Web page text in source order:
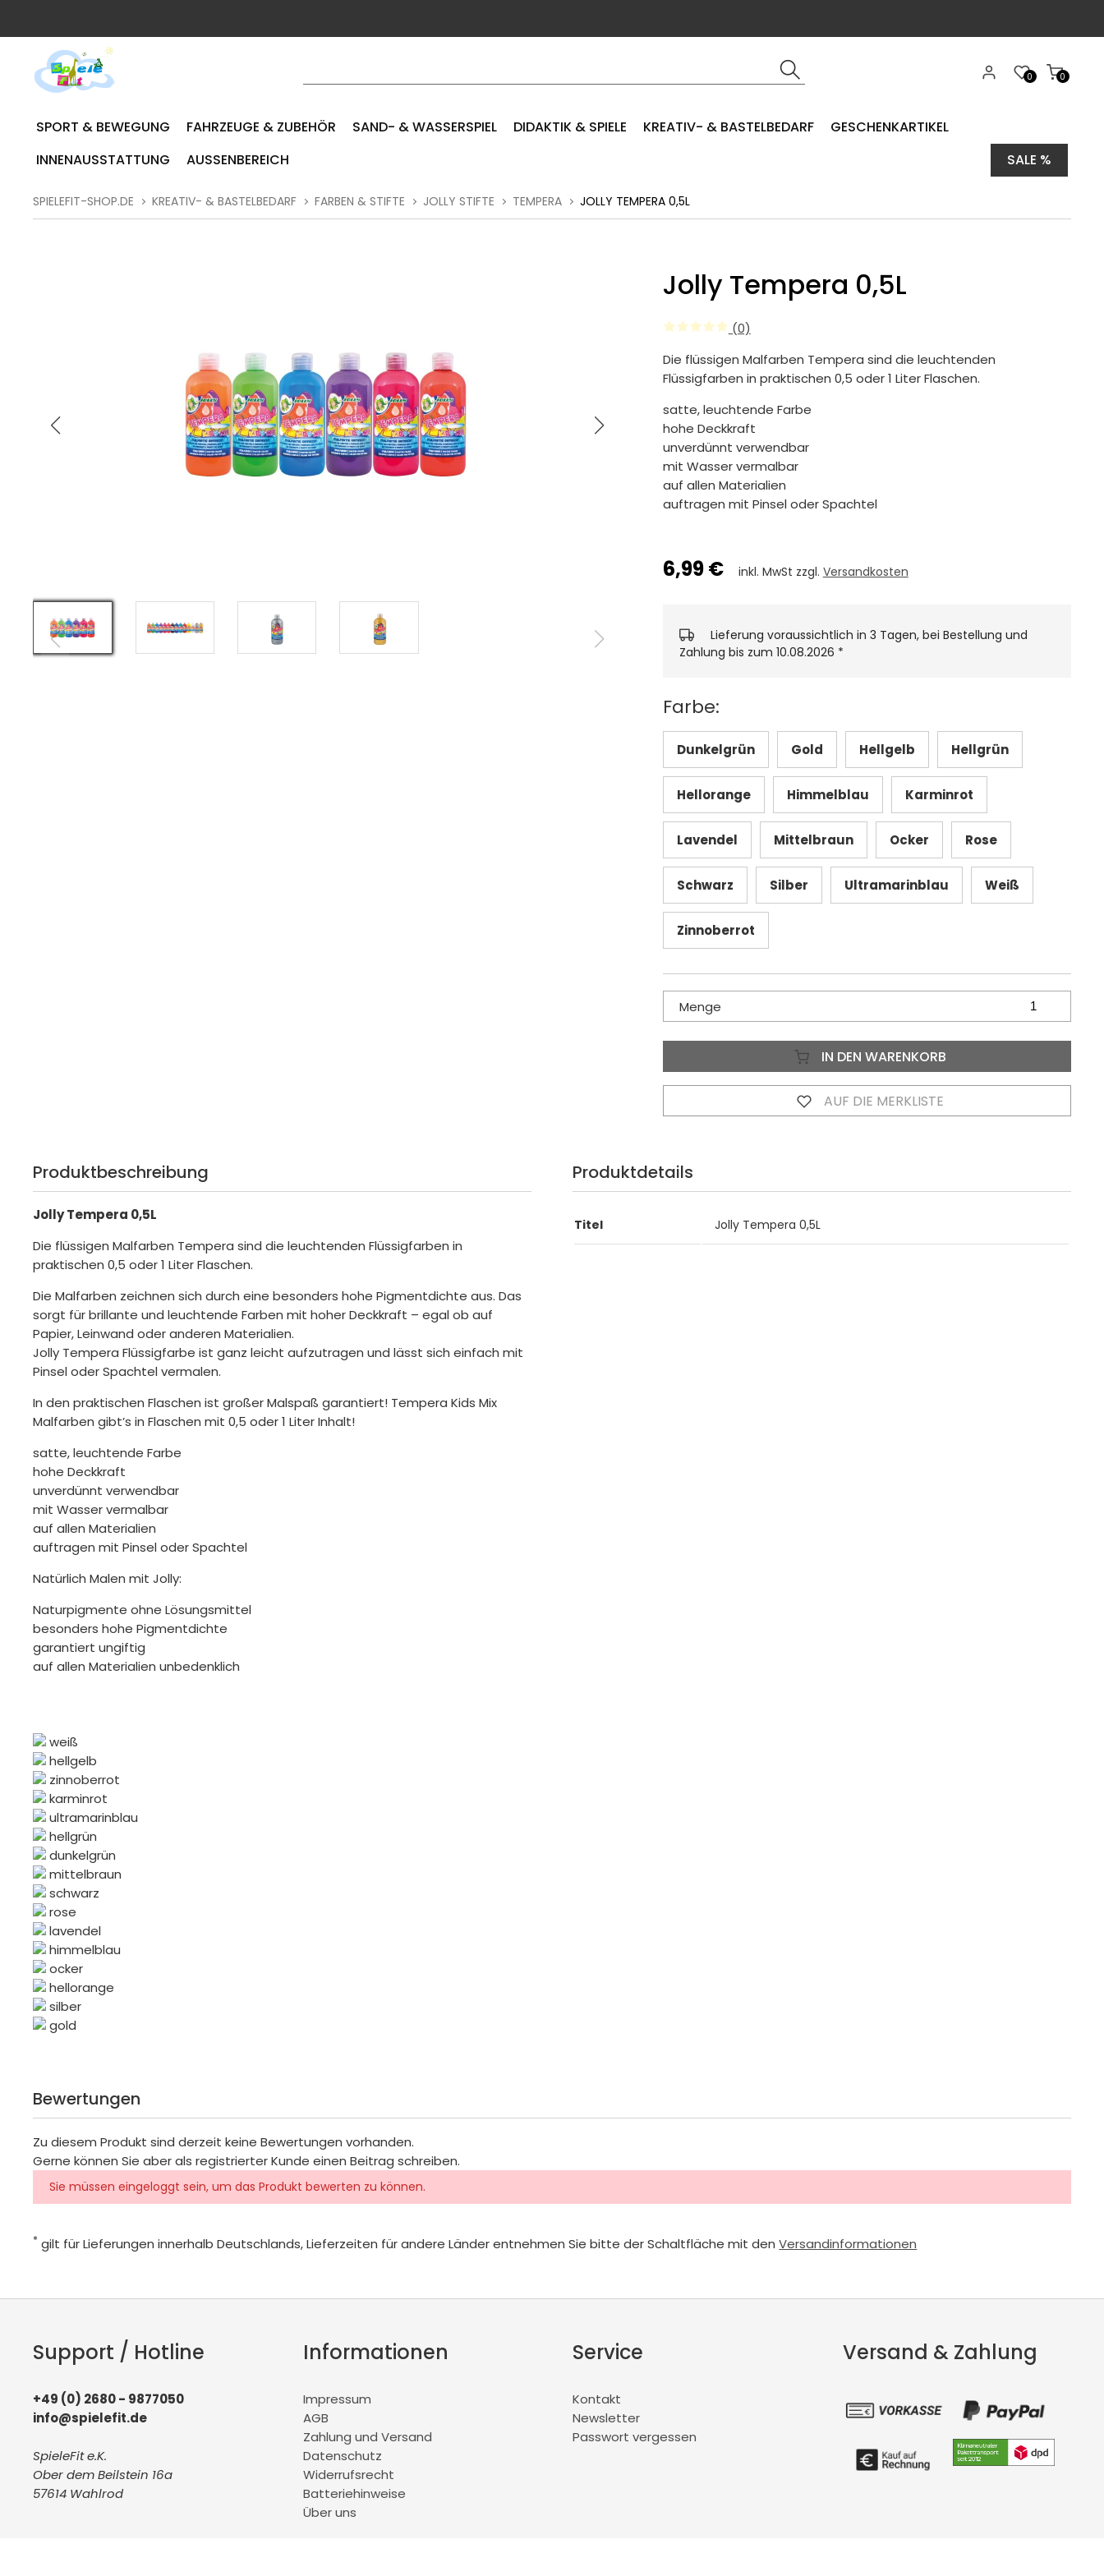
0
0
SPORT & BEWEGUNG FAHRZEUGE & ZUBEHÖR SAND- & WASSERSPIEL DIDAKTIK & SPIELE KREATIV- & BASTELBEDARF
GESCHENKARTIKEL
INNENAUSSTATTUNG
AUSSENBEREICH SALE %
SPIELEFIT-SHOP.DE KREATIV- & BASTELBEDARF FARBEN & STIFTE JOLLY STIFTE TEMPERA JOLLY TEMPERA 0,5L
Jolly Tempera 0,5L
(0)
Die flüssigen Malfarben Tempera sind die leuchtenden
Flüssigfarben in praktischen 0,5 oder 1 Liter Flaschen.
satte, leuchtende Farbe
hohe Deckkraft
unverdünnt verwendbar
mit Wasser vermalbar
auf allen Materialien
auftragen mit Pinsel oder Spachtel
6,99 € inkl. MwSt zzgl. Versandkosten
Lieferung voraussichtlich in 3 Tagen, bei Bestellung und
Zahlung bis zum 10.08.2026 *
Farbe:
Dunkelgrün Gold Hellgelb Hellgrün
Hellorange Himmelblau Karminrot
Lavendel Mittelbraun Ocker Rose
Schwarz Silber Ultramarinblau Weiß
Zinnoberrot
Menge
IN DEN WARENKORB
AUF DIE MERKLISTE
Produktbeschreibung
Jolly Tempera 0,5L
Die flüssigen Malfarben Tempera sind die leuchtenden Flüssigfarben in
praktischen 0,5 oder 1 Liter Flaschen.
Die Malfarben zeichnen sich durch eine besonders hohe Pigmentdichte aus. Das
sorgt für brillante und leuchtende Farben mit hoher Deckkraft – egal ob auf
Papier, Leinwand oder anderen Materialien.
Jolly Tempera Flüssigfarbe ist ganz leicht aufzutragen und lässt sich einfach mit
Pinsel oder Spachtel vermalen.
In den praktischen Flaschen ist großer Malspaß garantiert! Tempera Kids Mix
Malfarben gibt’s in Flaschen mit 0,5 oder 1 Liter Inhalt!
satte, leuchtende Farbe
hohe Deckkraft
unverdünnt verwendbar
mit Wasser vermalbar
auf allen Materialien
auftragen mit Pinsel oder Spachtel
Natürlich Malen mit Jolly:
Naturpigmente ohne Lösungsmittel
besonders hohe Pigmentdichte
garantiert ungiftig
auf allen Materialien unbedenklich
weiß
hellgelb
zinnoberrot
karminrot
ultramarinblau
hellgrün
dunkelgrün
mittelbraun
schwarz
rose
lavendel
himmelblau
ocker
hellorange
silber
gold
Produktdetails
Titel Jolly Tempera 0,5L
Bewertungen
Zu diesem Produkt sind derzeit keine Bewertungen vorhanden.
Gerne können Sie aber als registrierter Kunde einen Beitrag schreiben.
Sie müssen eingeloggt sein, um das Produkt bewerten zu können.
* gilt für Lieferungen innerhalb Deutschlands, Lieferzeiten für andere Länder entnehmen Sie bitte der Schaltfläche mit denVersandinformationen
Support / Hotline
+49 (0) 2680 - 9877050
info@spielefit.de
SpieleFit e.K.
Ober dem Beilstein 16a
57614 Wahlrod
Informationen
Impressum
AGB
Zahlung und Versand
Datenschutz
Widerrufsrecht
Batteriehinweise
Über uns
Service
Kontakt
Newsletter
Passwort vergessen
Versand & Zahlung